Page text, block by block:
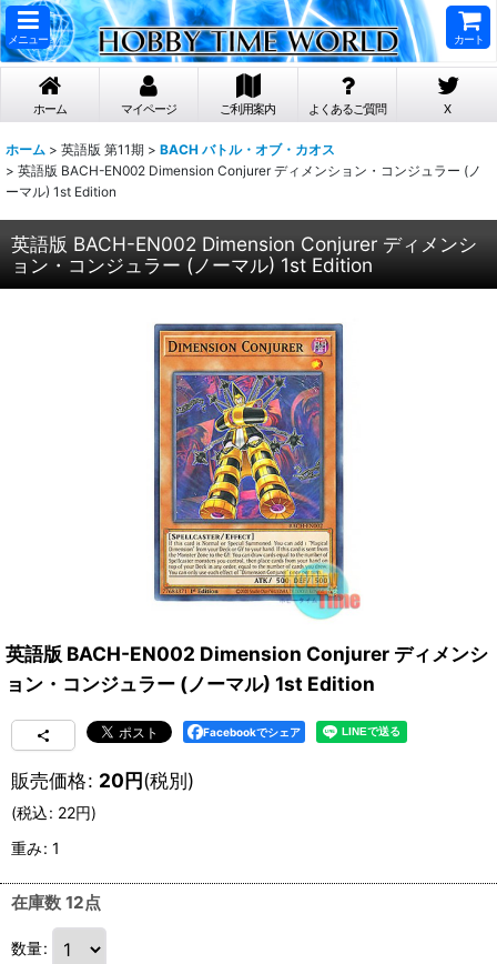
メニュー カート
ホーム マイページ ご利用案内 よくあるご質問 X
ホーム > 英語版 第11期 > BACH バトル・オブ・カオス
> 英語版 BACH-EN002 Dimension Conjurer ディメンション・コンジュラー (ノ
ーマル) 1st Edition
英語版 BACH-EN002 Dimension Conjurer ディメンシ
ョン・コンジュラー (ノーマル) 1st Edition
英語版 BACH-EN002 Dimension Conjurer ディメンシ
ョン・コンジュラー (ノーマル) 1st Edition
Facebookでシェア
販売価格: 20円(税別)
(税込: 22円)
重み: 1
在庫数 12点
数量: